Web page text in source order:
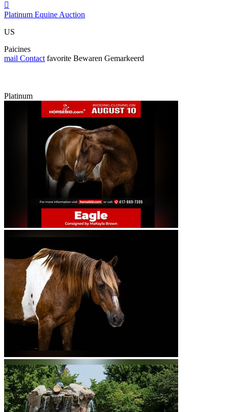

Platinum Equine Auction
US
Paicines
mail Contact favorite Bewaren Gemarkeerd
Platinum